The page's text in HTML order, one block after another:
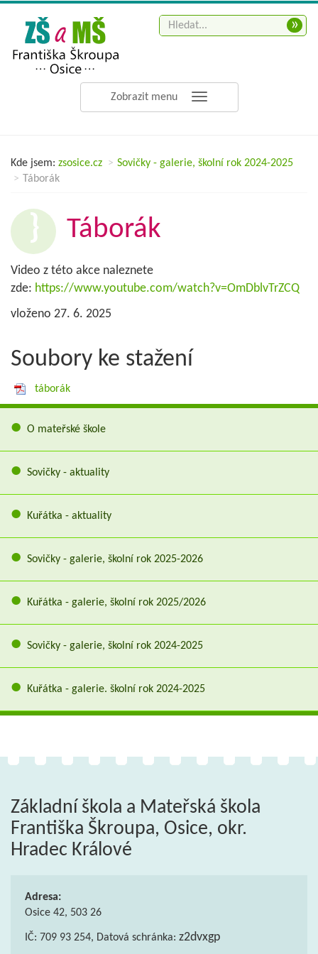
Zobrazit menu
»
Kde jsem: zsosice.cz
Sovičky - galerie, školní rok 2024-2025
Táborák
Táborák
Video z této akce naleznete
zde: https://www.youtube.com/watch?v=OmDblvTrZCQ
vloženo 27. 6. 2025
Soubory ke stažení
táborák
O mateřské škole
Sovičky - aktuality
Kuřátka - aktuality
Sovičky - galerie, školní rok 2025-2026
Kuřátka - galerie, školní rok 2025/2026
Sovičky - galerie, školní rok 2024-2025
Kuřátka - galerie. školní rok 2024-2025
Základní škola a Mateřská škola
Františka Škroupa, Osice, okr.
Hradec Králové
Adresa:
Osice 42, 503 26
IČ: 709 93 254, Datová schránka: z2dvxgp